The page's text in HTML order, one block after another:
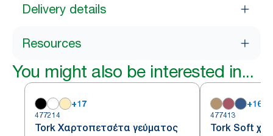
Delivery details
Resources
You might also be interested in...
+17
477214
Tork Χαρτοπετσέτα γεύματος
+16
477413
Tork Soft